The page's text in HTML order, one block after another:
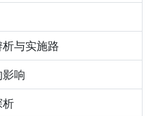
与实施路
响
析